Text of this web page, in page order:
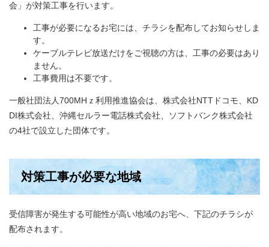
会」が対策工事を行います。
工事が必要になるお宅には、チラシを配布してお知らせしま
す。
ケーブルテレビ放送だけをご視聴の方は、工事の必要はあり
ません。
工事費用は不要です。
一般社団法人700MHｚ利用推進協会は、株式会社NTTドコモ、KD
DI株式会社、沖縄セルラー電話株式会社、ソフトバンク株式会社
の4社で設立した団体です。
対策工事が必要な地域
受信障害が発生する可能性が高い地域のお宅へ、下記のチラシが
配布されます。